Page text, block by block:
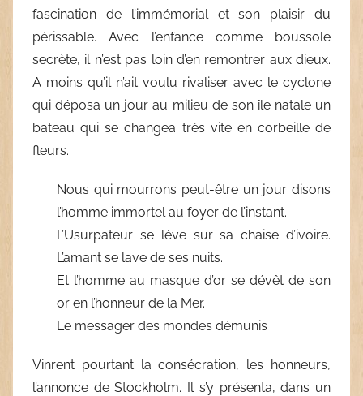
fascination de l’immémorial et son plaisir du
périssable. Avec l’enfance comme boussole
secrète, il n’est pas loin d’en remontrer aux dieux.
A moins qu’il n’ait voulu rivaliser avec le cyclone
qui déposa un jour au milieu de son île natale un
bateau qui se changea très vite en corbeille de
fleurs.
Nous qui mourrons peut-être un jour disons
l’homme immortel au foyer de l’instant.
L’Usurpateur se lève sur sa chaise d’ivoire.
L’amant se lave de ses nuits.
Et l’homme au masque d’or se dévêt de son
or en l’honneur de la Mer.
Le messager des mondes démunis
Vinrent pourtant la consécration, les honneurs,
l’annonce de Stockholm. Il s’y présenta, dans un